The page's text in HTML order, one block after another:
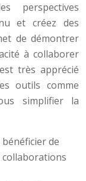
perspectives
et créez des
de démontrer
à collaborer
très apprécié
outils comme
simplifier la
de
collaborations